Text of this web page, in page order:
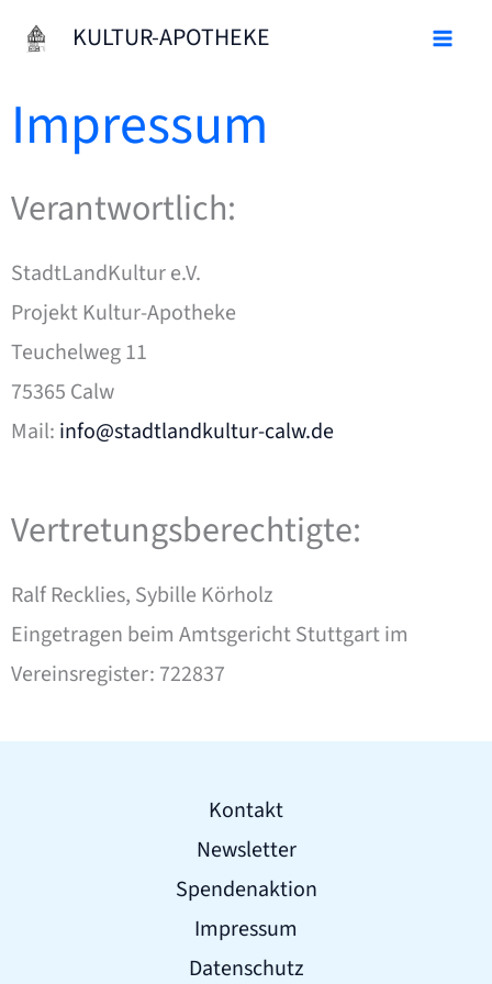
Zum
Inhalt
KULTUR-APOTHEKE
Impressum
Verantwortlich:
StadtLandKultur e.V.
Projekt Kultur-Apotheke
Teuchelweg 11
75365 Calw
Mail: info@stadtlandkultur-calw.de
Vertretungsberechtigte:
Ralf Recklies, Sybille Körholz
Eingetragen beim Amtsgericht Stuttgart im
Vereinsregister: 722837
Kontakt
Newsletter
Spendenaktion
Impressum
Datenschutz